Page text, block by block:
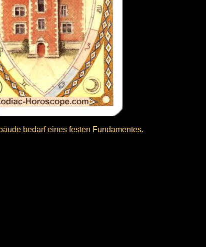
bedarf eines festen Fundamentes.